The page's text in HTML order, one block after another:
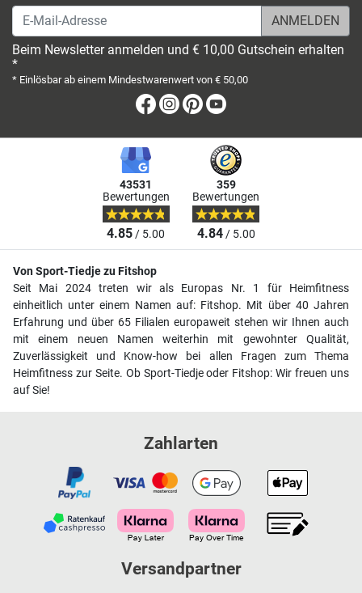
E-Mail-Adresse
Beim Newsletter anmelden und € 10,00 Gutschein erhalten
*
* Einlösbar ab einem Mindestwarenwert von € 50,00
Facebook
Instagram
Pinterest
43531
Bewertungen
4.85/ 5.00
359
Bewertungen
4.84/ 5.00
Von Sport-Tiedje zu Fitshop
Seit Mai 2024 treten wir als Europas Nr. 1 für Heimfitness
einheitlich unter einem Namen auf: Fitshop. Mit über 40 Jahren
Erfahrung und über 65 Filialen europaweit stehen wir Ihnen auch
mit einem neuen Namen weiterhin mit gewohnter Qualität,
Zuverlässigkeit und Know-how bei allen Fragen zum Thema
Heimfitness zur Seite. Ob Sport-Tiedje oder Fitshop: Wir freuen uns
auf Sie!
Zahlarten
Versandpartner